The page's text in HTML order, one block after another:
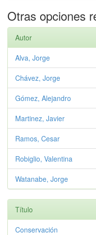
Otras opciones
Autor
Alva, Jorge
Chávez, Jorge
Gómez, Alejandro
Martinez, Javier
Ramos, Cesar
Robiglio, Valentina
Watanabe, Jorge
Título
Conservación